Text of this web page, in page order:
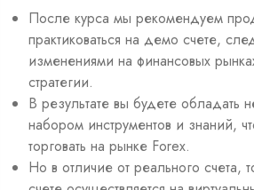
После курса мы рекомендуем
практиковаться на демо счете,
изменениями на финансовых
стратегии.
В результате вы будете обладать
набором инструментов и знаний,
торговать на рынке Forex.
Но в отличие от реального счета,